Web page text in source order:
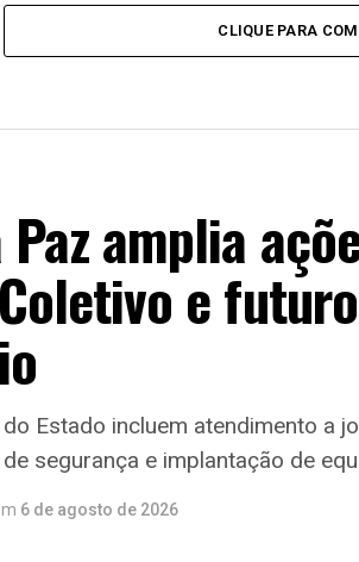
CLIQUE PARA
amplia
e
Estado incluem atendimento a
segurança e implantação de
6 de agosto de 2026